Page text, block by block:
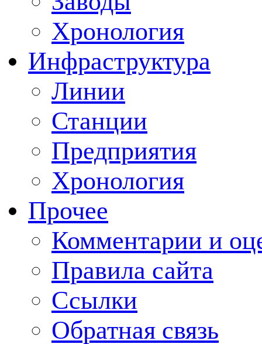
Хронология
Инфраструктура
Линии
Станции
Предприятия
Хронология
Прочее
Комментарии и
Правила сайта
Ссылки
Обратная связь